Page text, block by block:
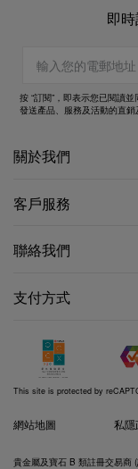
即
按 “訂閱”，即表示您已閱讀
發送產品、服務及活動的直銷
關於我們
客戶服務
聯絡我們
支付方式
This site is protected by
網站地圖 私
貴金屬及寶石 B 類註冊交易商